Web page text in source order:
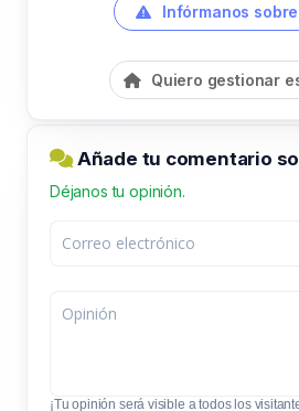
Infórmanos
Quiero gestionar
Añade tu comentario
Déjanos tu opinión.
¡Tu opinión será visible a todos los